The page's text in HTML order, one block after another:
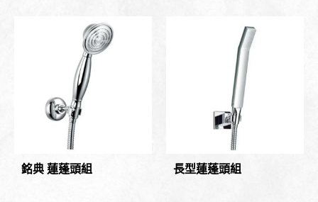
銘典 蓮蓬頭組 長型蓮蓬頭組